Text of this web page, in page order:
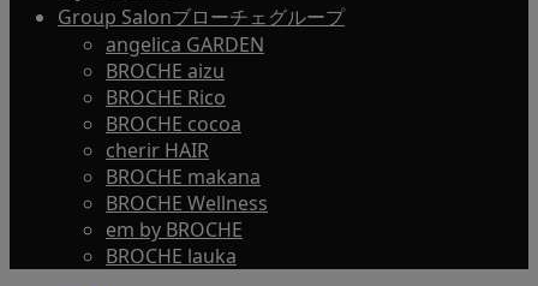
Group Salonブローチェグループ
angelica GARDEN
BROCHE aizu
BROCHE Rico
BROCHE cocoa
cherir HAIR
BROCHE makana
BROCHE Wellness
em by BROCHE
BROCHE lauka